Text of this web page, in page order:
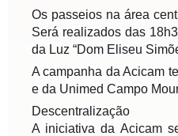
Os passeios na área
Será realizados das
da Luz “Dom Eliseu
A campanha da Acicam
e da Unimed Campo
Descentralização
A iniciativa da Acicam